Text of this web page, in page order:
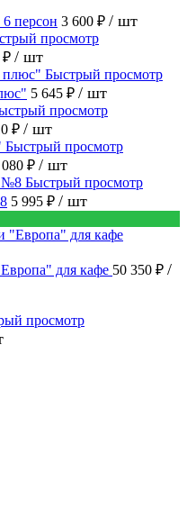
6 персон 3 600 ₽ / шт
просмотр
₽ / шт
Быстрый просмотр
5 645 ₽ / шт
просмотр
₽ / шт
Быстрый просмотр
080 ₽ / шт
Быстрый просмотр
5 995 ₽ / шт
для кафе 50 350 ₽ /
просмотр